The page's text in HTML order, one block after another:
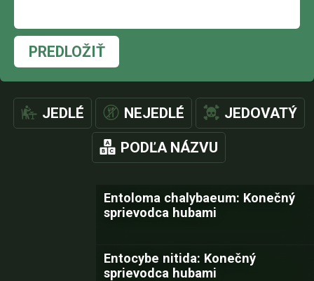
PREDLOŽIŤ
JEDLÉ NEJEDLÉ JEDOVATÝ
PODĽA NÁZVU
Entoloma chalybaeum: Konečný
sprievodca hubami
Entocybe nitida: Konečný
sprievodca hubami